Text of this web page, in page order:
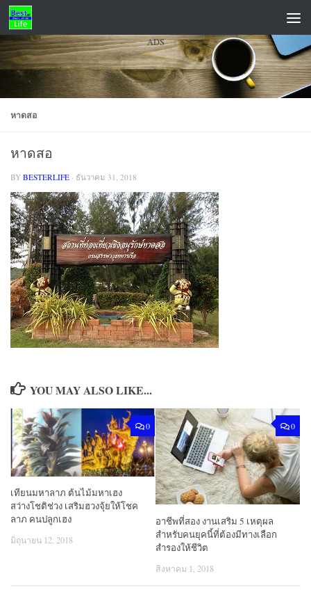
Skip to content
ADS
หาดสอ
หาดสอ
BY BESTERLIFE · ธันวาคม 31, 2018
YOU MAY ALSO LIKE...
0
เทียนมหาลาภ ต้นไม้มหาเฮง
สว่างโชติช่วง เสริมฮวงจุ้ยให้โชค
ลาภ คนปลูกเฮง
มิถุนายน 12, 2018
0
อาชีพที่สอง งานเสริม 5 เหตุผล
สำหรับคนยุคนี้ที่ต้องมีทางเลือก
สำรองให้ชีวิต
สิงหาคม 1, 2018